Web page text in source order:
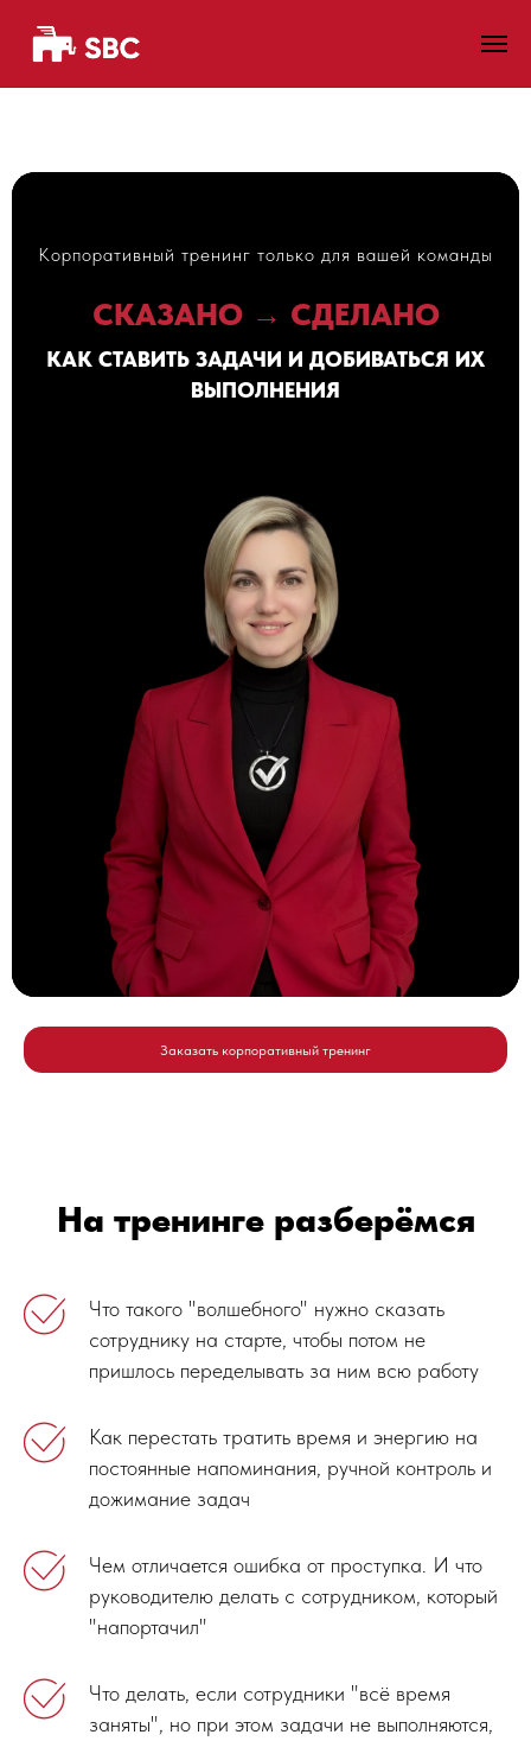
Корпоративный тренинг только для вашей команды
СКАЗАНО → СДЕЛАНО
КАК СТАВИТЬ ЗАДАЧИ И ДОБИВАТЬСЯ ИХ
ВЫПОЛНЕНИЯ
Заказать корпоративный тренинг
На тренинге разберёмся
Что такого "волшебного" нужно сказать
сотруднику на старте, чтобы потом не
пришлось переделывать за ним всю работу
Как перестать тратить время и энергию на
постоянные напоминания, ручной контроль и
дожимание задач
Чем отличается ошибка от проступка. И что
руководителю делать с сотрудником, который
"напортачил"
Что делать, если сотрудники "всё время
заняты", но при этом задачи не выполняются,